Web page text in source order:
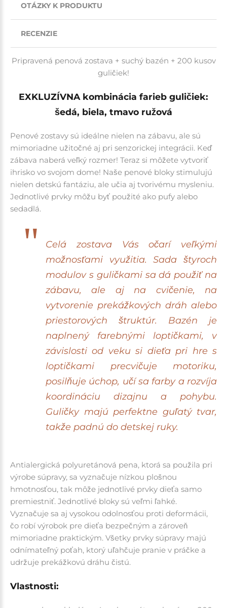
OTÁZKY K PRODUKTU
RECENZIE
Pripravená penová zostava + suchý bazén + 200 kusov
guličiek!
EXKLUZÍVNA kombinácia farieb guličiek:
šedá, biela, tmavo ružová
Penové zostavy sú ideálne nielen na zábavu, ale sú
mimoriadne užitočné aj pri senzorickej integrácii. Keď
zábava naberá veľký rozmer! Teraz si môžete vytvoriť
ihrisko vo svojom dome! Naše penové bloky stimulujú
nielen detskú fantáziu, ale učia aj tvorivému mysleniu.
Jednotlivé prvky môžu byť použité ako pufy alebo
sedadlá.
Celá zostava Vás očarí veľkými
možnosťami využitia.Sada štyroch
modulov s guličkami sa dá použiť na
zábavu, ale aj na cvičenie, na
vytvorenie prekážkových dráh alebo
priestorových štruktúr. Bazén je
naplnený farebnými loptičkami, v
závislosti od veku si dieťa pri hre s
loptičkami precvičuje motoriku,
posilňuje úchop, učí sa farby a rozvíja
koordináciu dizajnu a pohybu.
Guličky majú perfektne guľatý tvar,
takže padnú do detskej ruky.
Antialergická polyuretánová pena, ktorá sa použila pri
výrobe súpravy, sa vyznačuje nízkou plošnou
hmotnosťou, tak môže jednotlivé prvky dieťa samo
premiestniť. Jednotlivé bloky sú veľmi ľahké.
Vyznačuje sa aj vysokou odolnosťou proti deformácii,
čo robí výrobok pre dieťa bezpečným a zároveň
mimoriadne praktickým. Všetky prvky súpravy majú
odnímateľný poťah, ktorý uľahčuje pranie v práčke a
udržuje prekážkovú dráhu čistú.
Vlastnosti: